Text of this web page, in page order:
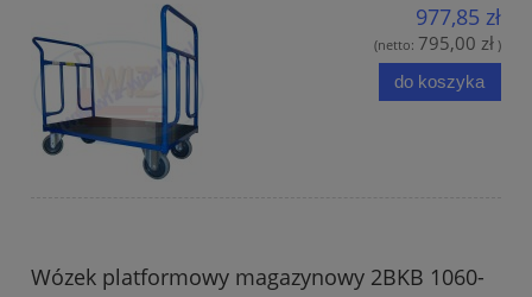
977,85 zł
(netto: 795,00 zł )
do koszyka
Wózek platformowy magazynowy 2BKB 1060-